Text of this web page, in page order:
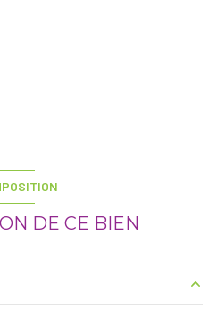
DE CE BIEN